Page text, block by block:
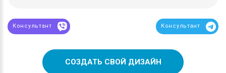
Консультант Консультант
СОЗДАТЬ СВОЙ ДИЗАЙН